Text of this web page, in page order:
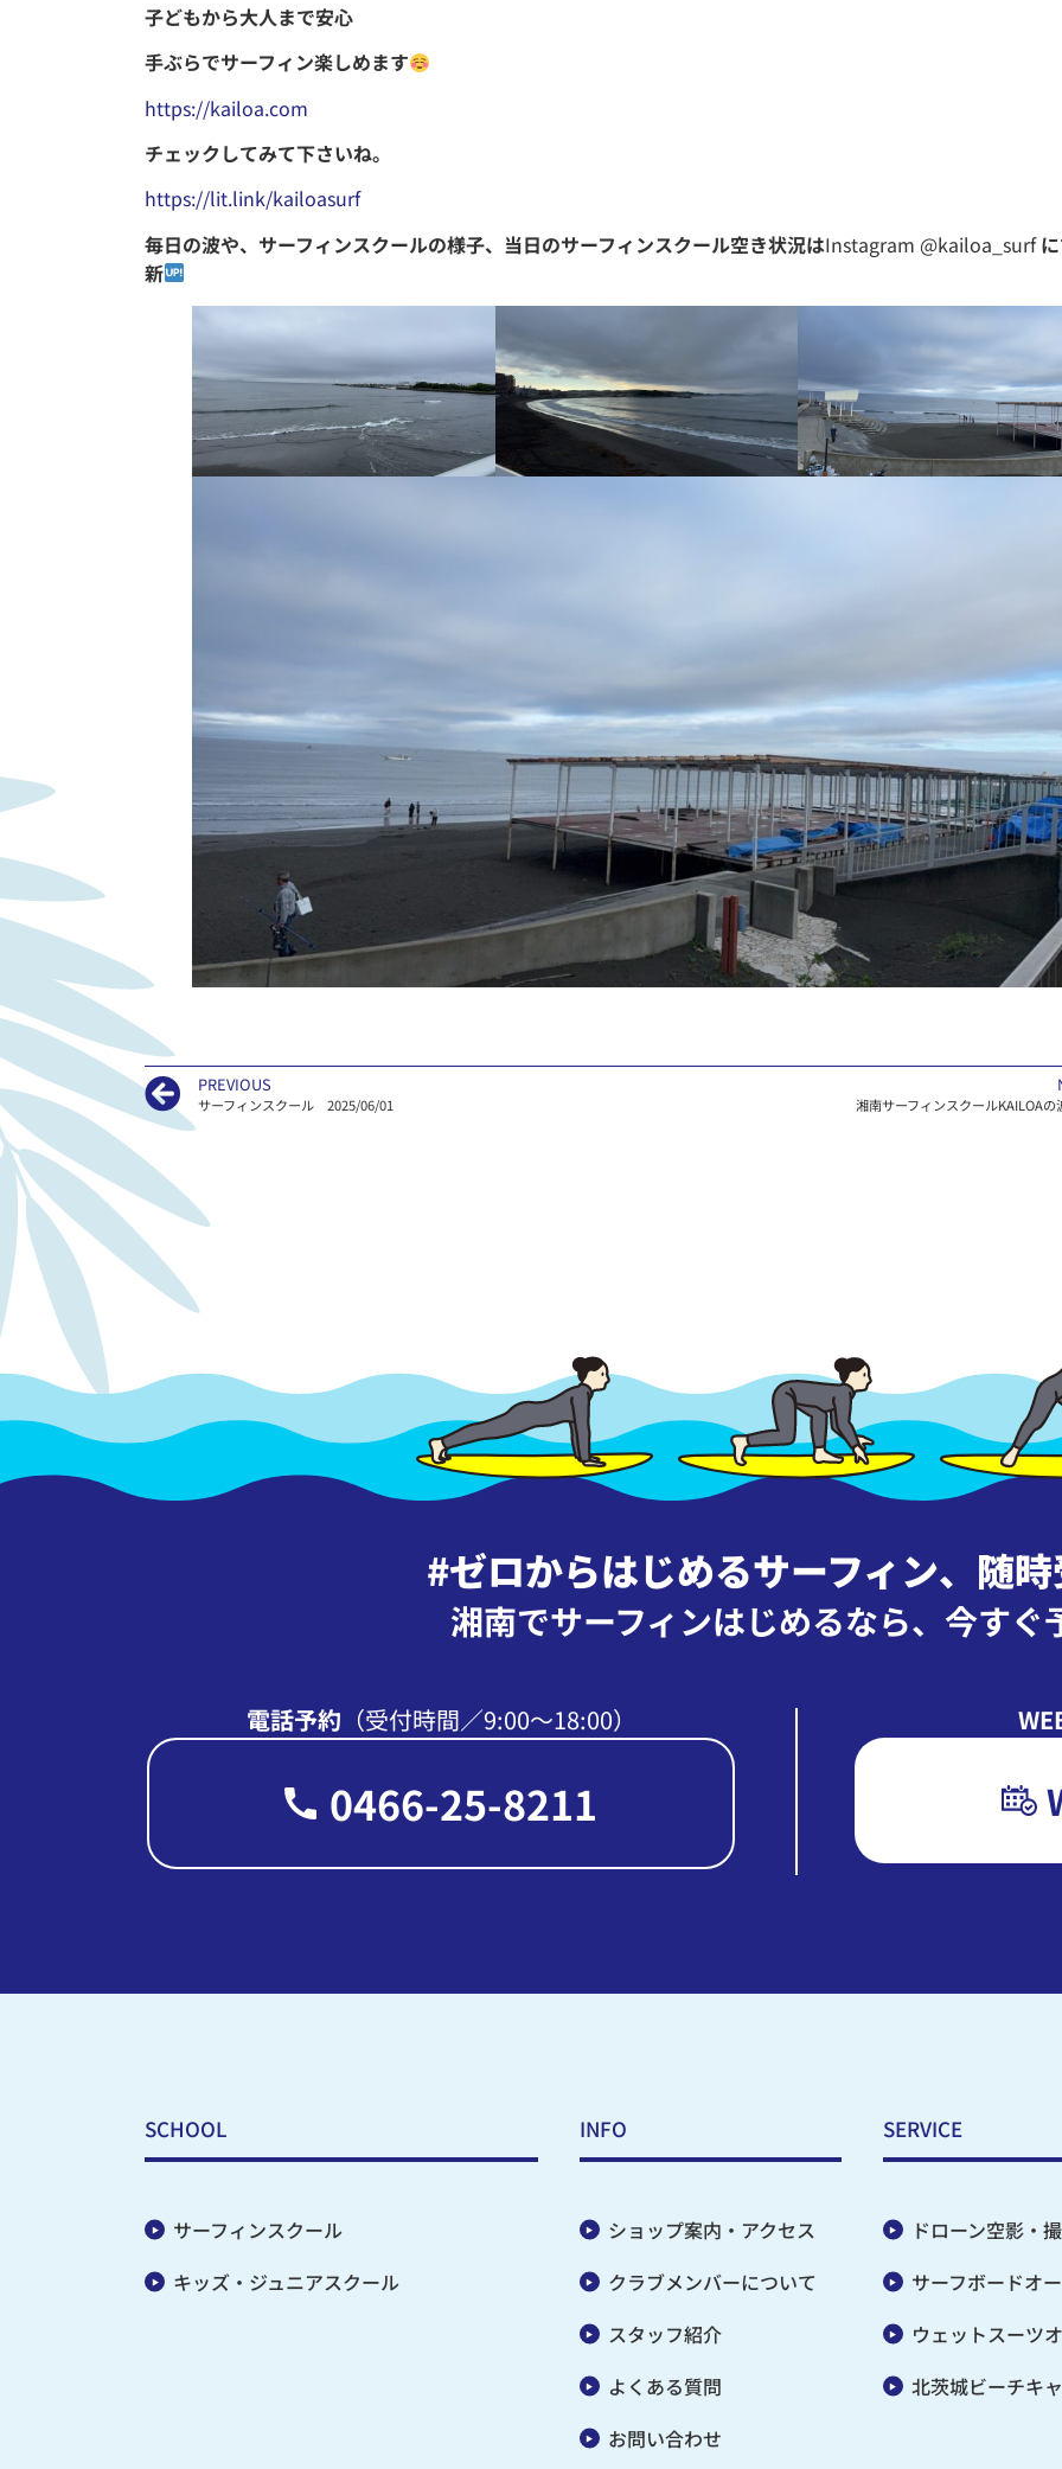
子どもから大人まで安心
手ぶらでサーフィン楽しめます
https://kailoa.com
チェックしてみて下さいね。
https://lit.link/kailoasurf
毎日の波や、サーフィンスクールの様子、当日のサーフィンスクール空き状況はInstagram @kailoa_surf
新
PREVIOUS
サーフィンスクール 2025/06/01 湘南サーフィンスクールKAILOAの
#ゼロからはじめるサーフィン、 随
湘南でサーフィンはじめるなら、 今すぐ
電話予約 （受付時間∕9:00〜18:00）
0466-25-8211
SCHOOL
サーフィンスクール
キッズ・ジュニアスクール
INFO
ショップ案内・アクセス
クラブメンバーについて
スタッフ紹介
よくある質問
お問い合わせ
SERVICE
ドローン空影・
サーフボードオ
ウェットスーツ
北茨城ビーチキ